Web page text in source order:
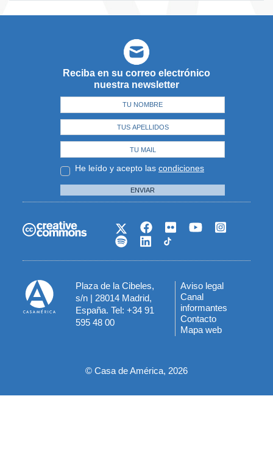
Reciba en su correo electrónico
nuestra newsletter
He leído y acepto las condiciones
ENVIAR
Plaza de la Cibeles,
s/n | 28014 Madrid,
España. Tel: +34 91
595 48 00
Menú
del
pie
Aviso legal
Canal
informantes
Contacto
Mapa web
© Casa de América, 2026